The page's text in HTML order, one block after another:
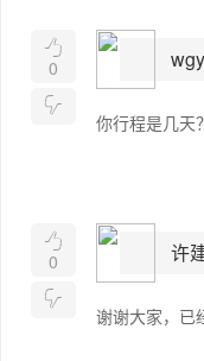

0

你行程是几天

0

许
谢谢大家，已